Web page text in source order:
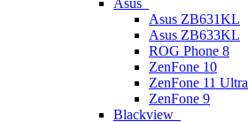
Asus
Asus ZB631KL
Asus ZB633KL
ROG Phone 8
ZenFone 10
ZenFone 11 Ultra
ZenFone 9
Blackview